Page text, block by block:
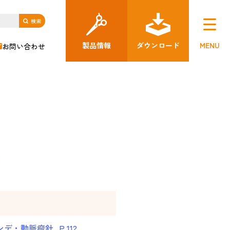
お問い合わせ 製品情報 ダウンロード MENU